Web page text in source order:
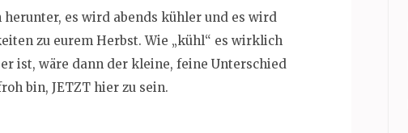
es wird abends kühler und es wird
zu eurem Herbst. Wie „kühl“ es wirklich
ist, wäre dann der kleine, feine Unterschied
bin, JETZT hier zu sein.